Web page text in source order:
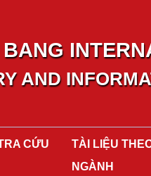
AND
CỨU
TÀI LIỆU
NGÀNH